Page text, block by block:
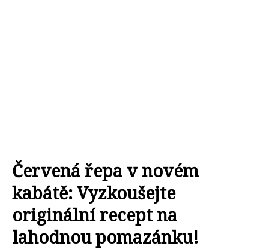
Červená řepa v novém
kabátě: Vyzkoušejte
originální recept na
lahodnou pomazánku!